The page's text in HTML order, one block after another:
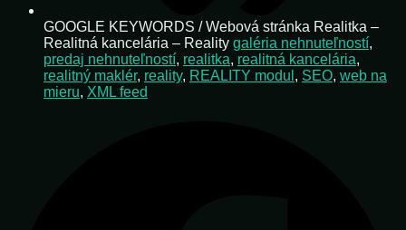
GOOGLE KEYWORDS / Webová stránka Realitka –
Realitná kancelária – Reality galéria nehnuteľností,
predaj nehnuteľností, realitka, realitná kancelária,
realitný maklér, reality, REALITY modul , SEO, web na
mieru, XML feed